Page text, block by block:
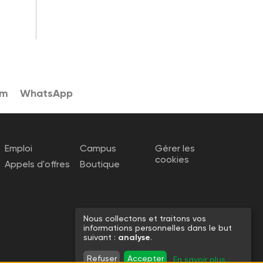
WhatsApp
Emploi
Appels d'offres
Campus
Boutique
Gérer les
cookies
Nous collectons et traitons vos
informations personnelles dans le but
suivant : analyse.
Refuser Accepter En savoir plus...